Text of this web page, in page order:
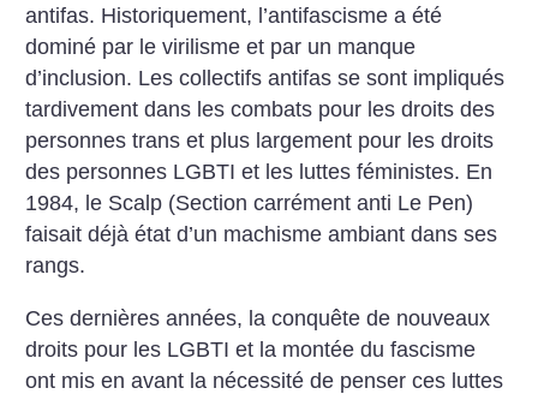
antifas. Historiquement, l’antifascisme a été
dominé par le virilisme et par un manque
d’inclusion. Les collectifs antifas se sont impliqués
tardivement dans les combats pour les droits des
personnes trans et plus largement pour les droits
des personnes LGBTI et les luttes féministes. En
1984, le Scalp (Section carrément anti Le Pen)
faisait déjà état d’un machisme ambiant dans ses
rangs.
Ces dernières années, la conquête de nouveaux
droits pour les LGBTI et la montée du fascisme
ont mis en avant la nécessité de penser ces luttes